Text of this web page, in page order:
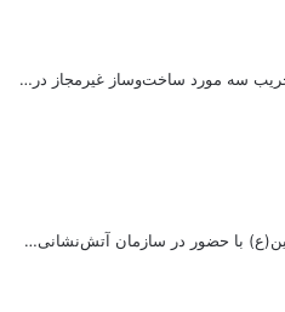
با حضور در سازمان آتش‌نشانی…